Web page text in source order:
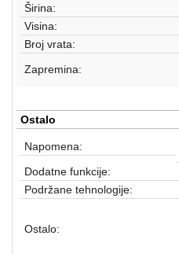
Širina:
Visina:
Broj vrata:
Zapremina:
Ostalo
Napomena:
Dodatne funkcije:
Podržane tehnologije:
Ostalo: